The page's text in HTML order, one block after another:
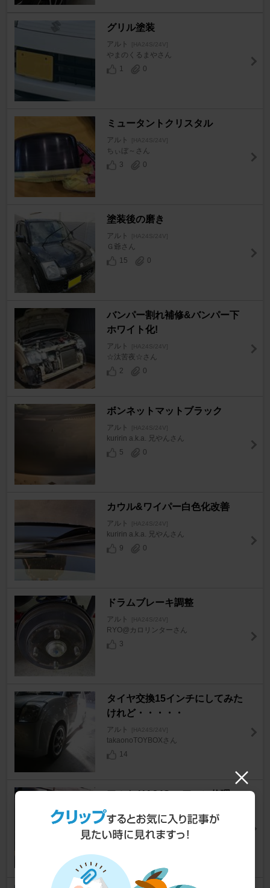
グリル塗装
アルト [HA24S/24V]
やまのくるまやさん
1
0
ミュータントクリスタル
アルト [HA24S/24V]
ちぃぼ～さん
3
0
塗装後の磨き
アルト [HA24S/24V]
Ｇ爺さん
15
0
バンパー割れ補修&バンパー下
ホワイト化!
アルト [HA24S/24V]
☆汰苦夜☆さん
2
0
ボンネットマットブラック
アルト [HA24S/24V]
kuririn a.k.a. 兄やんさん
5
0
カウル&ワイパー白色化改善
アルト [HA24S/24V]
kuririn a.k.a. 兄やんさん
9
0
ドラムブレーキ調整
アルト [HA24S/24V]
RYO@カロリンターさん
3
タイヤ交換15インチにしてみた
けれど・・・・・
アルト [HA24S/24V]
takaonoTOYBOXさん
14
アルト HA24S エアコン修理
（コンプレッサ交換・ガスチャ
ージ）
アルト [HA24S/24V]
9